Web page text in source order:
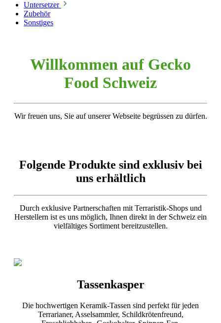
Untersetzer
Zubehör
Sonstiges
Willkommen auf Gecko
Food Schweiz
Wir freuen uns, Sie auf unserer Webseite begrüssen zu dürfen.
Folgende Produkte sind exklusiv bei
uns erhältlich
Durch exklusive Partnerschaften mit Terraristik-Shops und
Herstellern ist es uns möglich, Ihnen direkt in der Schweiz ein
vielfältiges Sortiment bereitzustellen.
Tassenkasper
Die hochwertigen Keramik-Tassen sind perfekt für jeden
Terrarianer, Asselsammler, Schildkrötenfreund,